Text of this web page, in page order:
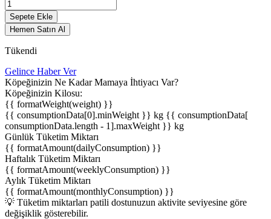
Sepete Ekle
Hemen Satın Al
Tükendi
Gelince Haber Ver
Köpeğinizin Ne Kadar Mamaya İhtiyacı Var?
Köpeğinizin Kilosu:
{{ formatWeight(weight) }}
{{ consumptionData[0].minWeight }} kg {{ consumptionData[
consumptionData.length - 1].maxWeight }} kg
Günlük Tüketim Miktarı
{{ formatAmount(dailyConsumption) }}
Haftalık Tüketim Miktarı
{{ formatAmount(weeklyConsumption) }}
Aylık Tüketim Miktarı
{{ formatAmount(monthlyConsumption) }}
💡 Tüketim miktarları patili dostunuzun aktivite seviyesine göre
değişiklik gösterebilir.